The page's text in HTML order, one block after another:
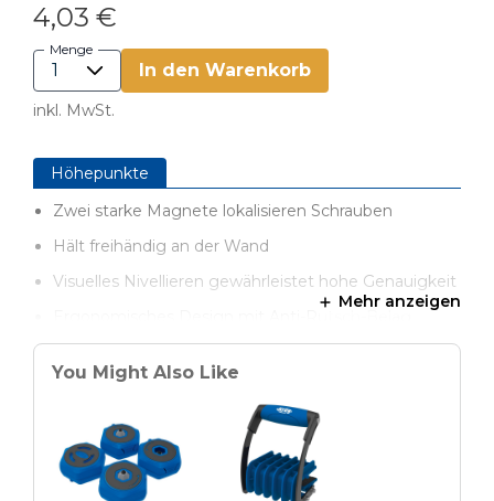
4,03 €
Menge
In den Warenkorb
inkl. MwSt.
Höhepunkte
Zwei starke Magnete lokalisieren Schrauben
Hält freihändig an der Wand
Visuelles Nivellieren gewährleistet hohe Genauigkeit
Geeignet für Holz- und Metallständerwerk
Mehr anzeigen
You Might Also Like